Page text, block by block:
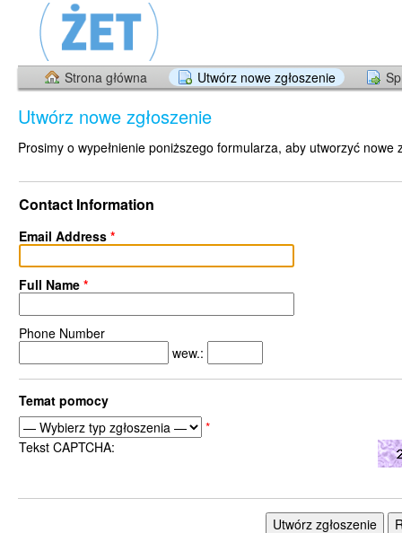
Strona główna Utwórz nowe zgłoszenie
Utwórz nowe zgłoszenie
Prosimy o wypełnienie poniższego formularza, aby utworzyć nowe
Contact Information
Email Address *
Full Name *
Phone Number
wew.:
Temat pomocy
*
Tekst CAPTCHA: